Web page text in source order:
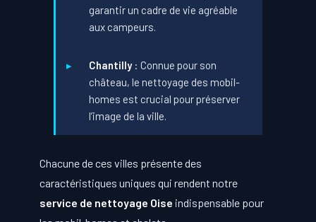
garantir un cadre de vie agréable
aux campeurs.
Chantilly: Connue pour son
château, le nettoyage des mobil-
homes est crucial pour préserver
l’image de la ville.
Chacune de ces villes présente des
caractéristiques uniques qui rendent notre
service de nettoyage Oise indispensable pour